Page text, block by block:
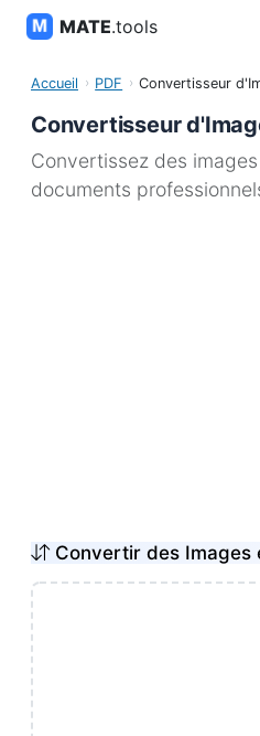
MATE.tools
Accueil PDF Convertisseur
Convertisseur
Convertissez des
documents
Convertir des Images